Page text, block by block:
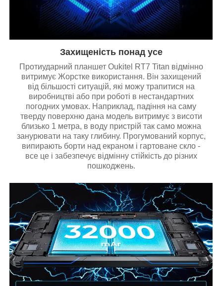
Захищеність понад усе
Протиударний планшет Oukitel RT7 Titan відмінно
витримує Жорстке використання. Він захищений
від більшості ситуацій, які можу трапитися на
виробництві або при роботі в нестандартних
погодних умовах. Наприклад, падіння на саму
тверду поверхню дана модель витримує з висоти
близько 1 метра, в воду пристрій так само можна
занурювати на таку глибину. Прогумований корпус,
випирають борти над екраном і гартоване скло -
все це і забезпечує відмінну стійкість до різних
пошкоджень.